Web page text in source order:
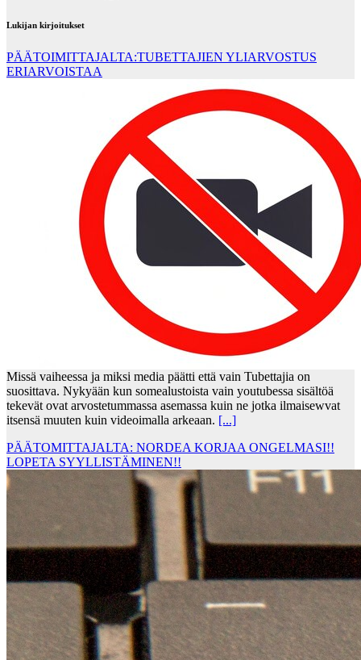
Lukijan kirjoitukset
PÄÄTOIMITTAJALTA:TUBETTAJIEN YLIARVOSTUS
ERIARVOISTAA
Missä vaiheessa ja miksi media päätti että vain Tubettajia on
suosittava. Nykyään kun somealustoista vain youtubessa sisältöä
tekevät ovat arvostetummassa asemassa kuin ne jotka ilmaisewvat
itsensä muuten kuin videoimalla arkeaan. [...]
PÄÄTOMITTAJALTA: NORDEA KORJAA ONGELMASI!!
LOPETA SYYLLISTÄMINEN!!